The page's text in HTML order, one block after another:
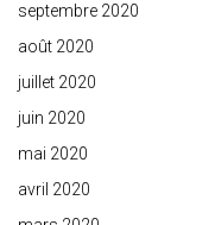
septembre 2020
août 2020
juillet 2020
juin 2020
mai 2020
avril 2020